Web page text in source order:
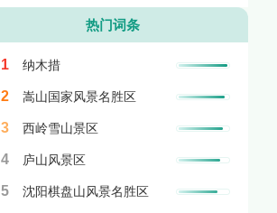
热门词条
1 纳木措
2 嵩山国家风景名胜区
3 西岭雪山景区
4 庐山风景区
5 沈阳棋盘山风景名胜区